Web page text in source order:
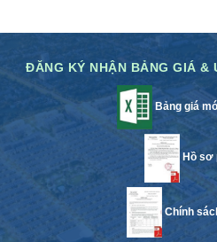
ĐĂNG KÝ NHẬN BẢNG GIÁ
Bảng giá
Hồ sơ
Chính